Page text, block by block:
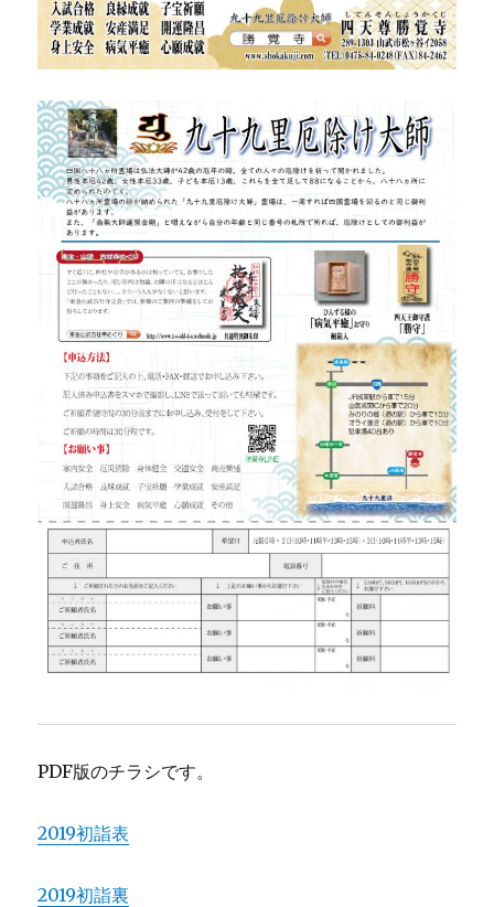
PDF版のチラシです。
2019初詣表
2019初詣裏